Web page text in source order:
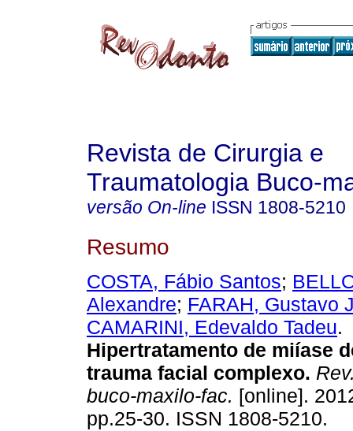
Revista de Cirurgia e
Traumatologia Buco-
versão On-line ISSN 1808-5210
Resumo
COSTA, Fábio Santos;
Alexandre; FARAH, Gustavo
CAMARINI, Edevaldo Tadeu.
Hipertratamento de miíase
trauma facial complexo.
buco-maxilo-fac. [online].
pp.25-30. ISSN 1808-5210.